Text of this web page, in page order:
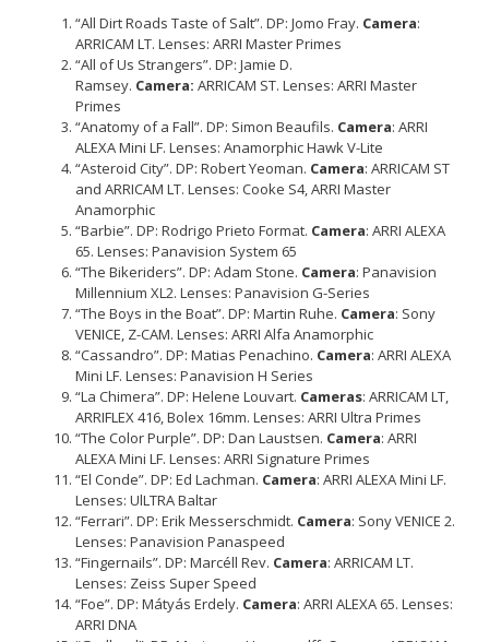
“All Dirt Roads Taste of Salt”. DP: Jomo Fray. Camera:
ARRICAM LT. Lenses: ARRI Master Primes
“All of Us Strangers”. DP: Jamie D.
Ramsey. Camera: ARRICAM ST. Lenses: ARRI Master
Primes
“Anatomy of a Fall”. DP: Simon Beaufils. Camera: ARRI
ALEXA Mini LF. Lenses: Anamorphic Hawk V-Lite
“Asteroid City”. DP: Robert Yeoman. Camera: ARRICAM ST
and ARRICAM LT. Lenses: Cooke S4, ARRI Master
Anamorphic
“Barbie”. DP: Rodrigo Prieto Format. Camera: ARRI ALEXA
65. Lenses: Panavision System 65
“The Bikeriders”. DP: Adam Stone. Camera: Panavision
Millennium XL2. Lenses: Panavision G-Series
“The Boys in the Boat”. DP: Martin Ruhe. Camera: Sony
VENICE, Z-CAM. Lenses: ARRI Alfa Anamorphic
“Cassandro”. DP: Matias Penachino. Camera: ARRI ALEXA
Mini LF. Lenses: Panavision H Series
“La Chimera”. DP: Helene Louvart. Cameras: ARRICAM LT,
ARRIFLEX 416, Bolex 16mm. Lenses: ARRI Ultra Primes
“The Color Purple”. DP: Dan Laustsen. Camera: ARRI
ALEXA Mini LF. Lenses: ARRI Signature Primes
“El Conde”. DP: Ed Lachman. Camera: ARRI ALEXA Mini LF.
Lenses: UlLTRA Baltar
“Ferrari”. DP: Erik Messerschmidt. Camera: Sony VENICE 2.
Lenses: Panavision Panaspeed
“Fingernails”. DP: Marcéll Rev. Camera: ARRICAM LT.
Lenses: Zeiss Super Speed
“Foe”. DP: Mátyás Erdely. Camera: ARRI ALEXA 65. Lenses:
ARRI DNA